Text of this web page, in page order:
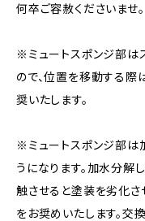
何卒ご容赦くださいませ。
※ミュートスポンジ部は
ので、位置を移動する際
奨いたします。
※ミュートスポンジ部は
うになります。加水分解
触させると塗装を劣化さ
をお奨めいたします。交